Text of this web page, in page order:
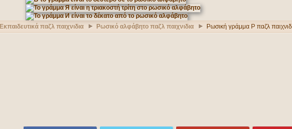
Εκπαιδευτικά παζλ παιχνιδια Ρωσικό αλφάβητο παζλ παιχνιδια Ρωσική γράμμα Р παζλ